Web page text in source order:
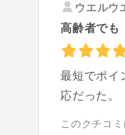
ウエルウ
高齢者でも
最短でポイ
応だった。
このクチコ